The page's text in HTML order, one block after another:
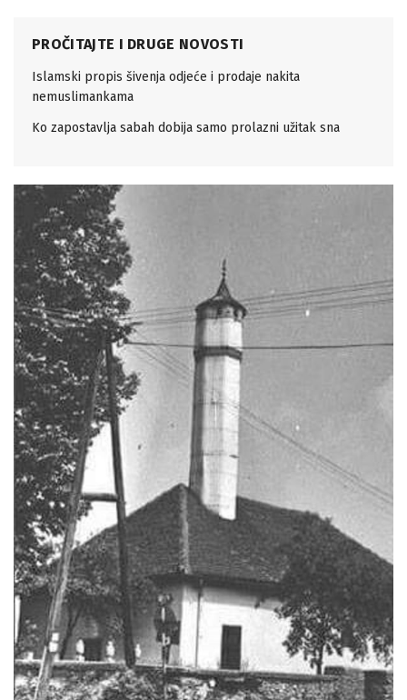
PROČITAJTE I DRUGE NOVOSTI
Islamski propis šivenja odjeće i prodaje nakita
nemuslimankama
Ko zapostavlja sabah dobija samo prolazni užitak sna